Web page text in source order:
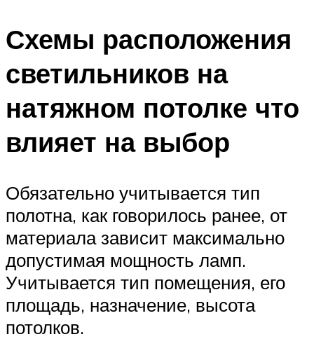
Схемы расположения
светильников на
натяжном потолке что
влияет на выбор
Обязательно учитывается тип
полотна, как говорилось ранее, от
материала зависит максимально
допустимая мощность ламп.
Учитывается тип помещения, его
площадь, назначение, высота
потолков.